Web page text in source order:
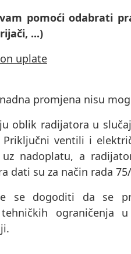
pomoći odabrati
...)
uplate
promjena nisu
oblik radijatora u
ventili i
nadoplatu, a
dati su za način rada
se dogoditi da se
ograničenja